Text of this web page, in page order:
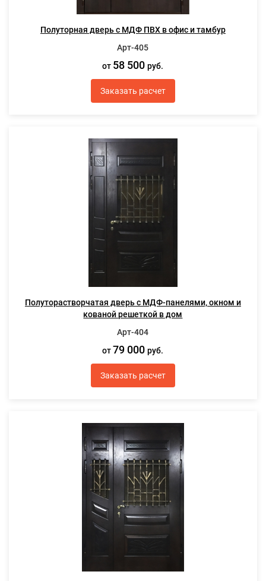
Полуторная дверь с МДФ ПВХ в офис и тамбур
Арт-405
от 58 500руб.
Заказать расчет
Полуторастворчатая дверь с МДФ-панелями, окном и
кованой решеткой в дом
Арт-404
от 79 000руб.
Заказать расчет